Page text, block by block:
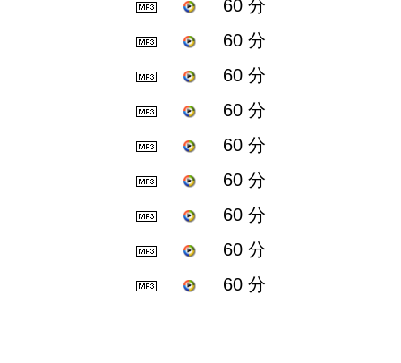
60 分
60 分
60 分
60 分
60 分
60 分
60 分
60 分
60 分